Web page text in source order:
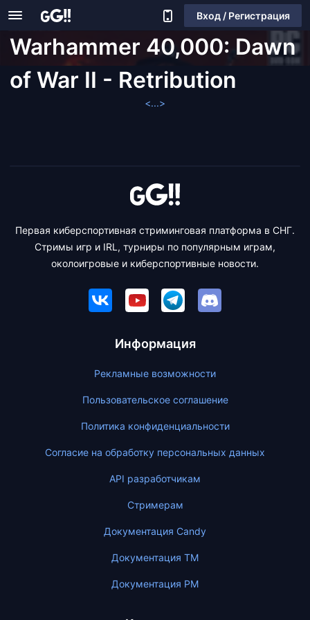
Вход / Регистрация
Warhammer 40,000: Dawn
of War II - Retribution
<...>
Первая киберспортивная стриминговая платформа в СНГ.
Стримы игр и IRL, турниры по популярным играм,
околоигровые и киберспортивные новости.
Информация
Рекламные возможности
Пользовательское соглашение
Политика конфиденциальности
Согласие на обработку персональных данных
API разработчикам
Стримерам
Документация Candy
Документация ТМ
Документация PM